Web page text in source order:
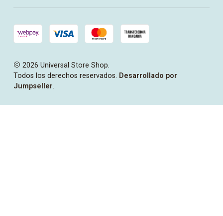
2026 Universal Store Shop.
Todos los derechos reservados. Desarrollado por
Jumpseller.